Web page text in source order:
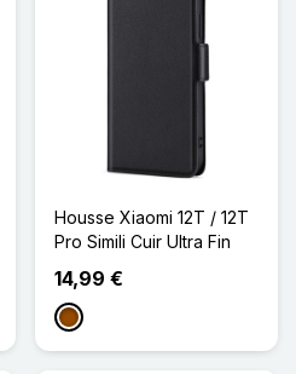
Housse Xiaomi 12T / 12T
Pro Simili Cuir Ultra Fin
14,99 €
Marron